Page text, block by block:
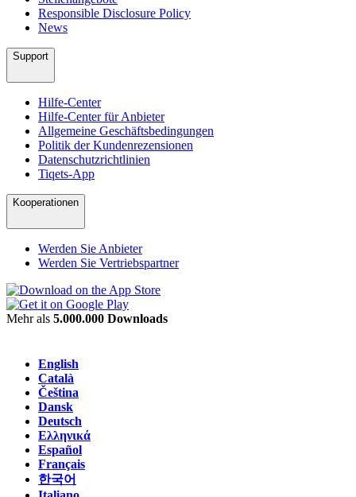
Responsible Disclosure Policy
News
Support
Hilfe-Center
Hilfe-Center für Anbieter
Allgemeine Geschäftsbedingungen
Politik der Kundenrezensionen
Datenschutzrichtlinien
Tiqets-App
Kooperationen
Werden Sie Anbieter
Werden Sie Vertriebspartner
Mehr als 5.000.000 Downloads
English
Català
Čeština
Dansk
Deutsch
Ελληνικά
Español
Français
한국어